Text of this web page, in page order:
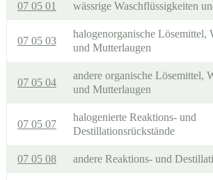
07 05 01 wässrige Waschflüssigkeiten
07 05 03
halogenorganische Lösemittel,
und Mutterlaugen
07 05 04
andere organische Lösemittel,
und Mutterlaugen
07 05 07
halogenierte Reaktions- und
Destillationsrückstände
07 05 08 andere Reaktions- und